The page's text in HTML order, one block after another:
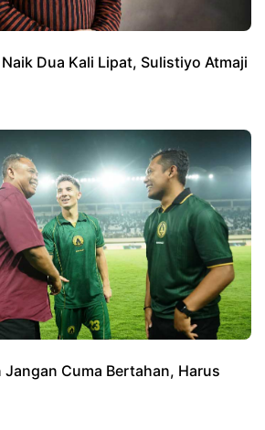
Dua Kali Lipat, Sulistiyo Atmaji
Jangan Cuma Bertahan, Harus